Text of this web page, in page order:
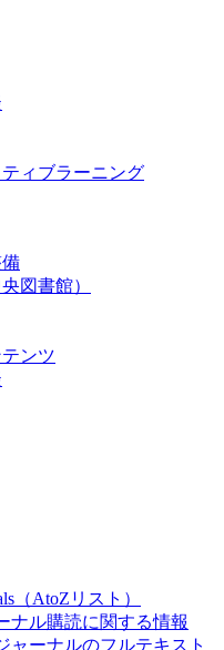
ィブラーニング
図書館）
ンツ
（AtoZリスト）
ナル購読に関する情報
ャーナルのフルテキスト